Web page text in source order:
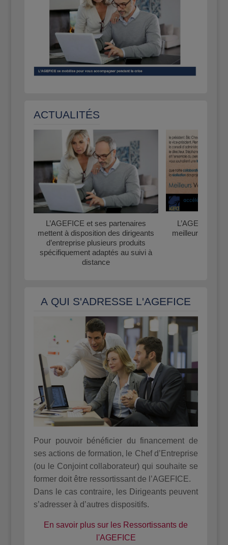
ACTUALITÉS
L’AGEFICE et ses partenaires
mettent à disposition des dirigeants
d’entreprise plusieurs produits
spécifiquement adaptés au suivi à
distance
L’AGEFICE
meilleurs vœux
A QUI S'ADRESSE L'AGEFICE
Pour pouvoir bénéficier du financement de
ses actions de formation, le Chef d’Entreprise
(ou le Conjoint collaborateur) qui souhaite se
former doit être ressortissant de l’AGEFICE.
Dans le cas contraire, les Dirigeants peuvent
s’adresser à d’autres dispositifs.
En savoir plus sur les Ressortissants de
l'AGEFICE